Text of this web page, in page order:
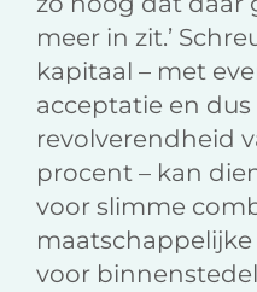
meer in zit.’
kapitaal – met
acceptatie en
revolverendheid
procent – kan
voor slimme
voor